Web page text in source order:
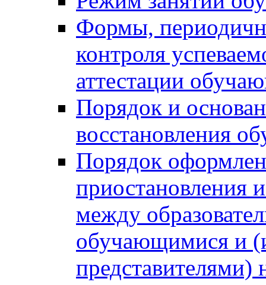
Формы,
контроля
аттестации
Порядок и
восстановления
Порядок
приостановления
между
обучающимися и
представителями)